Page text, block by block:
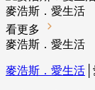
麥浩斯．愛生活
看更多
麥浩斯．愛生活
麥浩斯．愛生活